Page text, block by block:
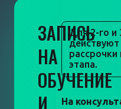
ЗАПИСЬ
НА
ОБУЧЕНИЕ
И
Для 2-го и
рассрочки
этапа.
На